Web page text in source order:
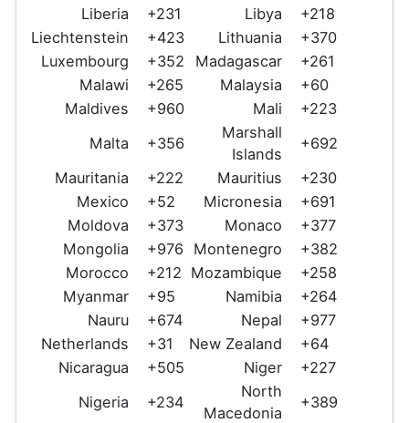
Liberia
+231 Libya
+218
Liechtenstein
+423 Lithuania
+370
Luxembourg
+352 Madagascar
+261
Malawi
+265 Malaysia
+60
Maldives
+960 Mali
+223
Malta
+356
Marshall
Islands
+692
Mauritania
+222 Mauritius
+230
Mexico
+52 Micronesia
+691
Moldova
+373 Monaco
+377
Mongolia
+976 Montenegro
+382
Morocco
+212 Mozambique
+258
Myanmar
+95 Namibia
+264
Nauru
+674 Nepal
+977
Netherlands
+31 New Zealand
+64
Nicaragua
+505 Niger
+227
Nigeria
+234
North
Macedonia
+389